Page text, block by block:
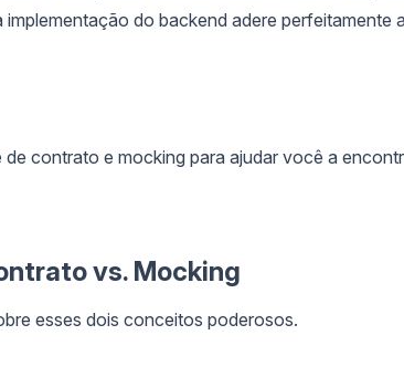
do backend adere perfeitamente
contrato e mocking para ajudar você a
vs. Mocking
esses dois conceitos poderosos.